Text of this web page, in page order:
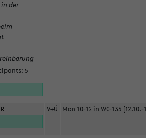
der
5
V+Ü Mon 10-12 in W0-135 [12.10.-